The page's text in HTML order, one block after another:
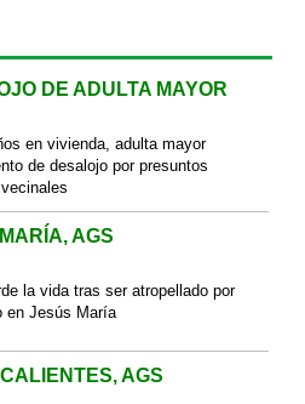
DE ADULTA MAYOR
en vivienda, adulta mayor
de desalojo por presuntos
AGS
la vida tras ser atropellado por
en Jesús María
AGS